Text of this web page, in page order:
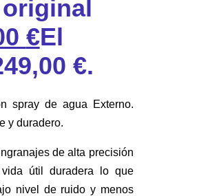
€El
€.
spray de agua Externo.
y duradero.
de alta precisión
útil duradera lo que
nivel de ruido y menos